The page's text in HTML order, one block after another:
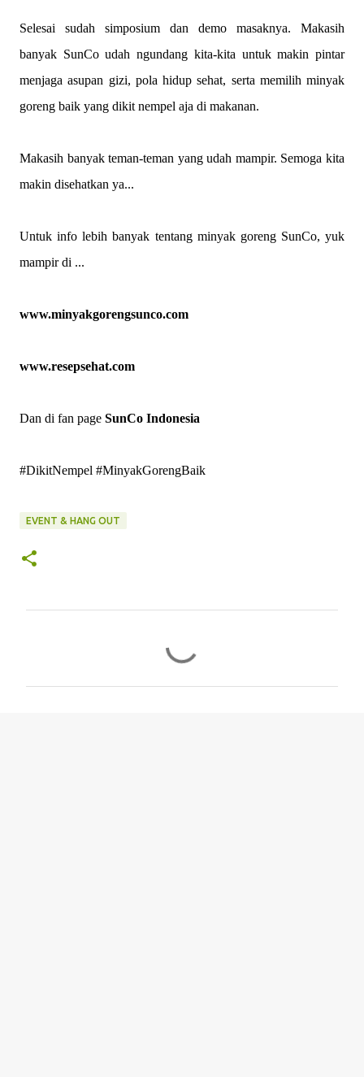
Selesai sudah simposium dan demo masaknya. Makasih
banyak SunCo udah ngundang kita-kita untuk makin pintar
menjaga asupan gizi, pola hidup sehat, serta memilih minyak
goreng baik yang dikit nempel aja di makanan.
Makasih banyak teman-teman yang udah mampir. Semoga kita
makin disehatkan ya...
Untuk info lebih banyak tentang minyak goreng SunCo, yuk
mampir di ...
www.minyakgorengsunco.com
www.resepsehat.com
Dan di fan page SunCo Indonesia
#DikitNempel #MinyakGorengBaik
EVENT & HANG OUT